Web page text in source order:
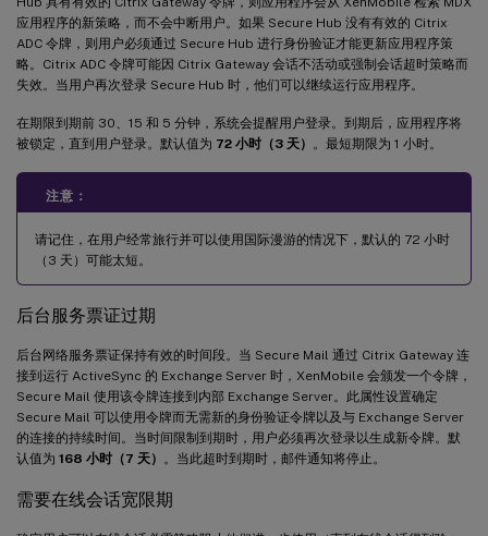
应用程序的新策略，而不会中断用户。如果 Secure Hub 没有有效的 Citrix
ADC 令牌，则用户必须通过 Secure Hub 进行身份验证才能更新应用程序策
略。Citrix ADC 令牌可能因 Citrix Gateway 会话不活动或强制会话超时策略而
失效。当用户再次登录 Secure Hub 时，他们可以继续运行应用程序。
在期限到期前 30、15 和 5 分钟，系统会提醒用户登录。到期后，应用程序将
被锁定，直到用户登录。默认值为 72 小时（3 天） 。最短期限为 1 小时。
注意：
请记住，在用户经常旅行并可以使用国际漫游的情况下，默认的 72 小时
（3 天）可能太短。
后台服务票证过期
后台网络服务票证保持有效的时间段。当 Secure Mail 通过 Citrix Gateway 连
接到运行 ActiveSync 的 Exchange Server 时，XenMobile 会颁发一个令牌，
Secure Mail 使用该令牌连接到内部 Exchange Server。此属性设置确定
Secure Mail 可以使用令牌而无需新的身份验证令牌以及与 Exchange Server
的连接的持续时间。当时间限制到期时，用户必须再次登录以生成新令牌。默
认值为 168 小时（7 天） 。当此超时到期时，邮件通知将停止。
需要在线会话宽限期